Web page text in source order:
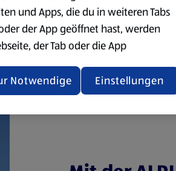
Eier
und Apps, die du in weiteren Tabs
der App geöffnet hast, werden
der Tab oder die App
anschließend wieder geöffnet
und Datenschutzerklärungen
Einstellungen
Notwendige